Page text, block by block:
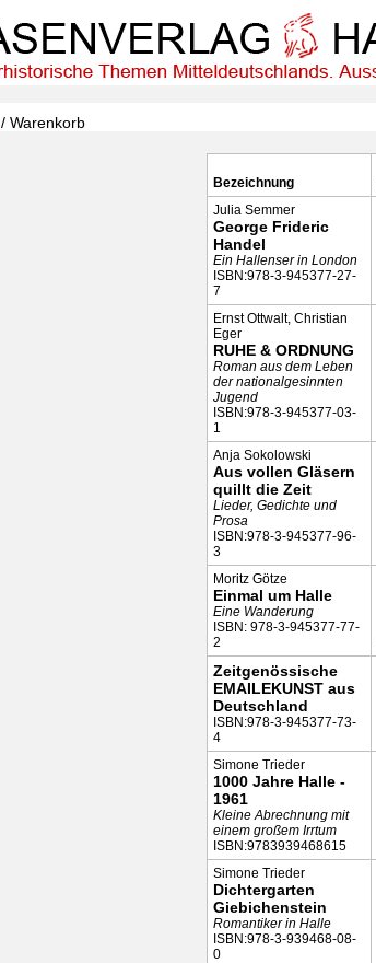
/ Warenkorb
Bezeichnung
Julia Semmer
George Frideric
Handel
Ein Hallenser in London
ISBN:978-3-945377-27-
7
Ernst Ottwalt, Christian
Eger
RUHE & ORDNUNG
Roman aus dem Leben
der nationalgesinnten
Jugend
ISBN:978-3-945377-03-
1
Anja Sokolowski
Aus vollen Gläsern
quillt die Zeit
Lieder, Gedichte und
Prosa
ISBN:978-3-945377-96-
3
Moritz Götze
Einmal um Halle
Eine Wanderung
ISBN: 978-3-945377-77-
2
Zeitgenössische
EMAILEKUNST aus
Deutschland
ISBN:978-3-945377-73-
4
Simone Trieder
1000 Jahre Halle -
1961
Kleine Abrechnung mit
einem großem Irrtum
ISBN:9783939468615
Simone Trieder
Dichtergarten
Giebichenstein
Romantiker in Halle
ISBN:978-3-939468-08-
0